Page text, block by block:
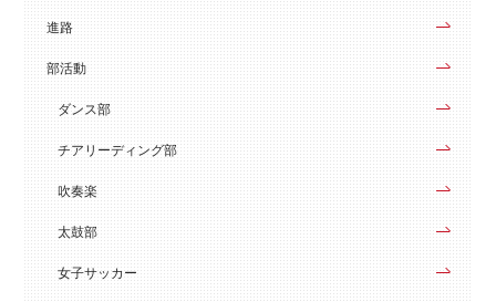
進路
部活動
ダンス部
チアリーディング部
吹奏楽
太鼓部
女子サッカー